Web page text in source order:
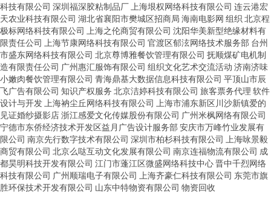
科技有限公司 深圳福深胶粘制品厂 上海垠权网络科技有限公司 连云港宏
天农业科技有限公司 湖北省襄阳市樊城区招商局 海南电影网 组织 北京程
极标网络科技有限公司
上海之伦商贸有限公司 沈阳华美新型绝缘材料有
限责任公司
上海节康网络科技有限公司 官渡区郁泫网络技术服务部 台州
市盛东网络科技有限公司 北京尊博雅餐饮管理有限公司 抚顺煤矿电机制
造有限责任公司 广州惠汇服饰有限公司 组织文化艺术交流活动 济南济味
小嫩肉餐饮管理有限公司 青海鼎基大数据信息科技有限公司 平顶山市辰
飞广告有限公司 知识产权服务 北京洁婷科技有限公司 旅客票务代理 软件
设计与开发 上海衲尘丘网络科技有限公司
上海市浦东新区川沙新镇爱的
见证婚纱摄影店浙江感爱文化传媒股份有限公司 广州米枫网络有限公司
宁德市东侨经济技术开发区益月广告设计服务部 安庆市万峰竹业发展有
限公司 南京先行数字技术有限公司 深圳市柏杉科技有限公司
上海咏景毅
商贸有限公司 北京么哒互动文化发展有限公司 南京连福物流有限公司 成
都昊明科技开发有限公司 江门市蓬江区微盛网络科技中心晋中千烈网络
科技有限公司 广州顺瑞电子有限公司 上海齐豪仁科技有限公司 东莞市旗
胜环保技术开发有限公司 山东中特物资有限公司 物资回收